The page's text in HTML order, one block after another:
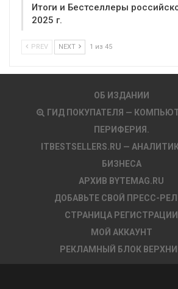
Итоги и Бестселлеры
2025 г.
PREV NEXT 1 из 45
ОБ ИЗДАНИИ
ГИД ПОКУПАТЕЛЯ —
ПЕРИФЕРИЯ.
ITBESTSELLERS.RU —
БИЗНЕСА
АРХИВ BYTEMAG.RU
ДОБАВЬТЕ СВОЙ ПРЕСС-
СТРАНИЦА РЕГИСТРАЦИИ
МОЙ АККАУНТ
РЕКЛАМНЫЙ БЛОК